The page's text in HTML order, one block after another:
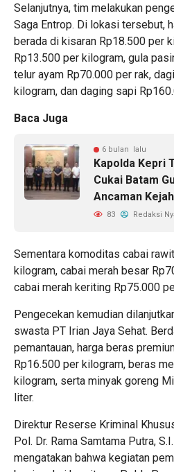
Selanjutnya, tim melakukan
Saga Entrop. Di lokasi tersebut,
berada di kisaran Rp18.500 per
Rp13.500 per kilogram, gula
telur ayam Rp70.000 per rak,
kilogram, dan daging sapi
Baca Juga
6 bulan lalu
Kapolda Kepri
Cukai Batam
Ancaman
83 Redaksi
Sementara komoditas cabai
kilogram, cabai merah besar
cabai merah keriting Rp75.000
Pengecekan kemudian
swasta PT Irian Jaya Sehat.
pemantauan, harga beras
Rp16.500 per kilogram, beras
kilogram, serta minyak goreng
liter.
Direktur Reserse Kriminal
Pol. Dr. Rama Samtama Putra,
mengatakan bahwa kegiatan